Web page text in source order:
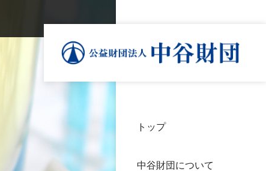
トップ
中谷財団について